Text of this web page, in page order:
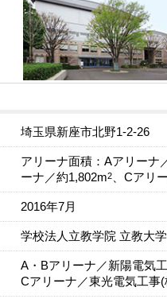
埼玉県新座市北野1-2-26
アリーナ面積：Aアリーナ
ーナ／約1,802m2、Cアリ
2016年7月
学校法人立教学院 立教大学
A・Bアリーナ／新陽電気
Cアリーナ／東光電気工事(